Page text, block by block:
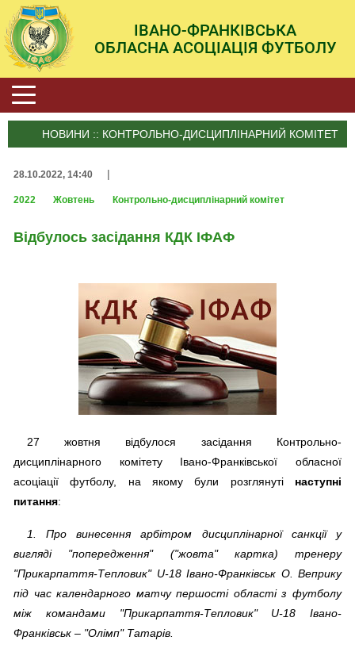
ІВАНО-ФРАНКІВСЬКА
ОБЛАСНА АСОЦІАЦІЯ ФУТБОЛУ
НОВИНИ :: КОНТРОЛЬНО-ДИСЦИПЛІНАРНИЙ КОМІТЕТ
28.10.2022, 14:40 |
2022 Жовтень Контрольно-дисциплінарний комітет
Відбулось засідання КДК ІФАФ
27 жовтня відбулося засідання Контрольно-
дисциплінарного комітету Івано-Франківської обласної
асоціації футболу, на якому були розглянуті наступні
питання:
1. Про винесення арбітром дисциплінарної санкції у
вигляді "попередження" ("жовта" картка) тренеру
"Прикарпаття-Тепловик" U-18 Івано-Франківськ О. Веприку
під час календарного матчу першості області з футболу
між командами "Прикарпаття-Тепловик" U-18 Івано-
Франківськ – "Олімп" Татарів.